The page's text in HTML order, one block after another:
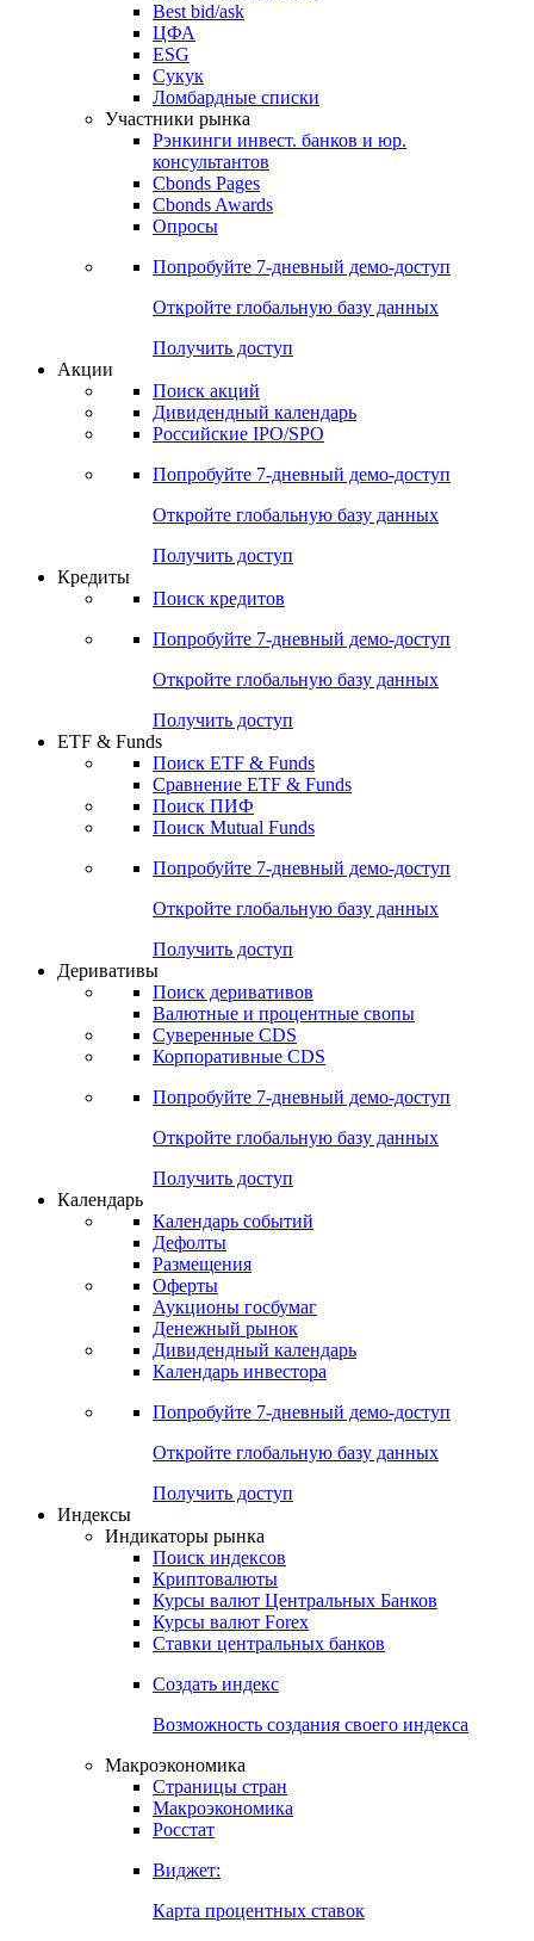
Best bid/ask
ЦФА
ESG
Сукук
Ломбардные списки
Участники рынка
Рэнкинги инвест. банков и юр.
консультантов
Cbonds Pages
Cbonds Awards
Опросы
Попробуйте 7-дневный демо-доступ
Откройте глобальную базу данных
Получить доступ
Акции
Поиск акций
Дивидендный календарь
Российские IPO/SPO
Попробуйте 7-дневный демо-доступ
Откройте глобальную базу данных
Получить доступ
Кредиты
Поиск кредитов
Попробуйте 7-дневный демо-доступ
Откройте глобальную базу данных
Получить доступ
ETF & Funds
Поиск ETF & Funds
Сравнение ETF & Funds
Поиск ПИФ
Поиск Mutual Funds
Попробуйте 7-дневный демо-доступ
Откройте глобальную базу данных
Получить доступ
Деривативы
Поиск деривативов
Валютные и процентные свопы
Суверенные CDS
Корпоративные CDS
Попробуйте 7-дневный демо-доступ
Откройте глобальную базу данных
Получить доступ
Календарь
Календарь событий
Дефолты
Размещения
Оферты
Аукционы госбумаг
Денежный рынок
Дивидендный календарь
Календарь инвестора
Попробуйте 7-дневный демо-доступ
Откройте глобальную базу данных
Получить доступ
Индексы
Индикаторы рынка
Поиск индексов
Криптовалюты
Курсы валют Центральных Банков
Курсы валют Forex
Ставки центральных банков
Создать индекс
Возможность создания своего индекса
Макроэкономика
Страницы стран
Макроэкономика
Росстат
Виджет:
Карта процентных ставок